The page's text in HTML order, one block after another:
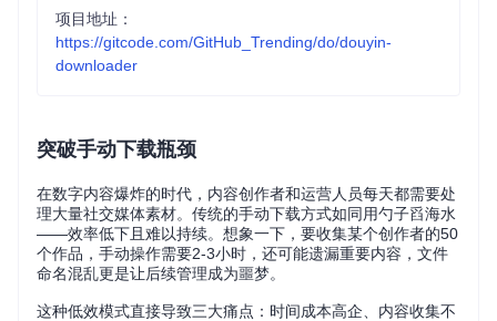
项目地址：
https://gitcode.com/GitHub_Trending/do/douyin-
downloader
突破手动下载瓶颈
在数字内容爆炸的时代，内容创作者和运营人员每天都需要处
理大量社交媒体素材。传统的手动下载方式如同用勺子舀海水
——效率低下且难以持续。想象一下，要收集某个创作者的50
个作品，手动操作需要2-3小时，还可能遗漏重要内容，文件
命名混乱更是让后续管理成为噩梦。
这种低效模式直接导致三大痛点：时间成本高企、内容收集不